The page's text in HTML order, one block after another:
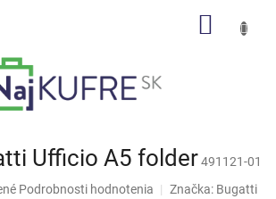
Ufficio A5 folder491121-01
Podrobnosti hodnotenia Značka: Bugatti